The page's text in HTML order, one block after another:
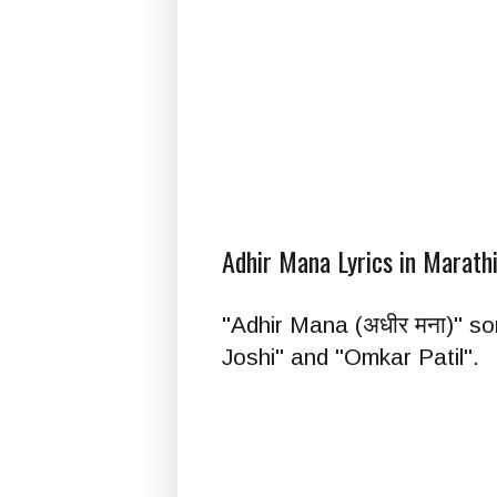
Adhir Mana Lyrics in
"Adhir Mana (अधीर मना)"
Joshi" and "Omkar Patil".